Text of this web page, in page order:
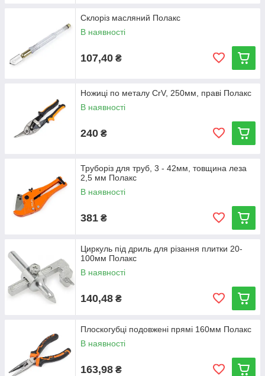
Склоріз масляний Полакс
В наявності
107,40 ₴
Ножиці по металу CrV, 250мм, праві Полакс
В наявності
240 ₴
Труборіз для труб, 3 - 42мм, товщина леза
2,5 мм Полакс
В наявності
381 ₴
Циркуль під дриль для різання плитки 20-
100мм Полакс
В наявності
140,48 ₴
Плоскогубці подовжені прямі 160мм Полакс
В наявності
163,98 ₴